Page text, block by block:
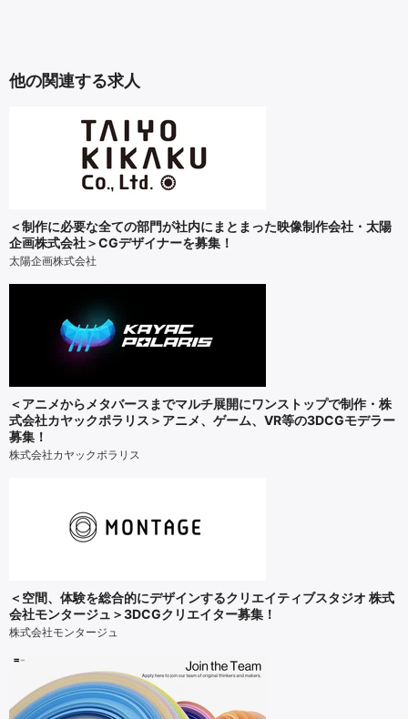
他の関連する求人
＜制作に必要な全ての部門が社内にまとまった映像制作会社・太陽
企画株式会社＞CGデザイナーを募集！
太陽企画株式会社
＜アニメからメタバースまでマルチ展開にワンストップで制作・株
式会社カヤックポラリス＞アニメ、ゲーム、VR等の3DCGモデラー
募集！
株式会社カヤックポラリス
＜空間、体験を総合的にデザインするクリエイティブスタジオ 株式
会社モンタージュ＞3DCGクリエイター募集！
株式会社モンタージュ